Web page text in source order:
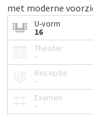
met moderne
een
laptop aan en maak
comfortabele
Indonesië, waar
U-vorm
16
Theater
-
Receptie
-
Examen
-